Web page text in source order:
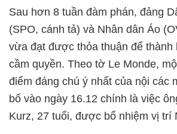
Sau hơn 8 tuần đàm phán, đảng
(SPO, cánh tả) và Nhân dân Áo
vừa đạt được thỏa thuận để thành
cầm quyền. Theo tờ Le Monde,
điểm đáng chú ý nhất của nội các
bố vào ngày 16.12 chính là việc
Kurz, 27 tuổi, được bổ nhiệm vị trí